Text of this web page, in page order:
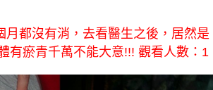
月都沒有消，去看醫生之後，居然是
有瘀青千萬不能大意!!! 觀看人數：1